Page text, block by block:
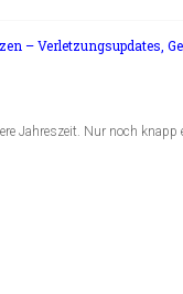
– Verletzungsupdates,
Jahreszeit. Nur noch knapp